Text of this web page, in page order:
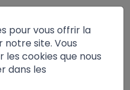
Toggle
pour vous offrir la
notre site. Vous
les cookies que nous
dans les